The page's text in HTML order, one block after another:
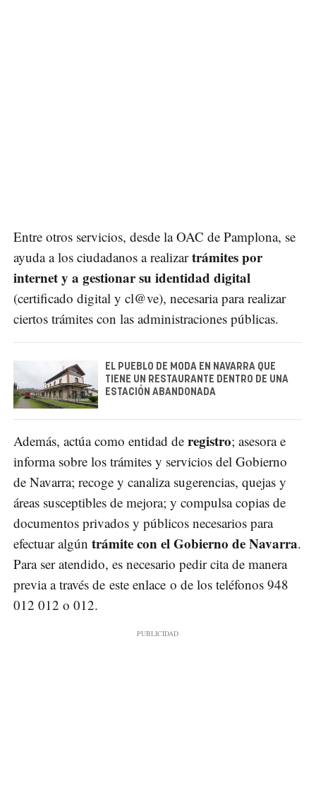
Entre otros servicios, desde la OAC de Pamplona, se
ayuda a los ciudadanos a realizartrámites por
internet y a gestionar su identidad digital
(certificado digital y cl@ve), necesaria para realizar
ciertos trámites con las administraciones públicas.
EL PUEBLO DE MODA EN NAVARRA QUE
TIENE UN RESTAURANTE DENTRO DE UNA
ESTACIÓN ABANDONADA
Además, actúa como entidad de registro; asesora e
informa sobre los trámites y servicios del Gobierno
de Navarra; recoge y canaliza sugerencias, quejas y
áreas susceptibles de mejora; y compulsa copias de
documentos privados y públicos necesarios para
efectuar algún trámite con el Gobierno de Navarra.
Para ser atendido, es necesario pedir cita de manera
previa a través de este enlace o de los teléfonos 948
012 012 o 012.